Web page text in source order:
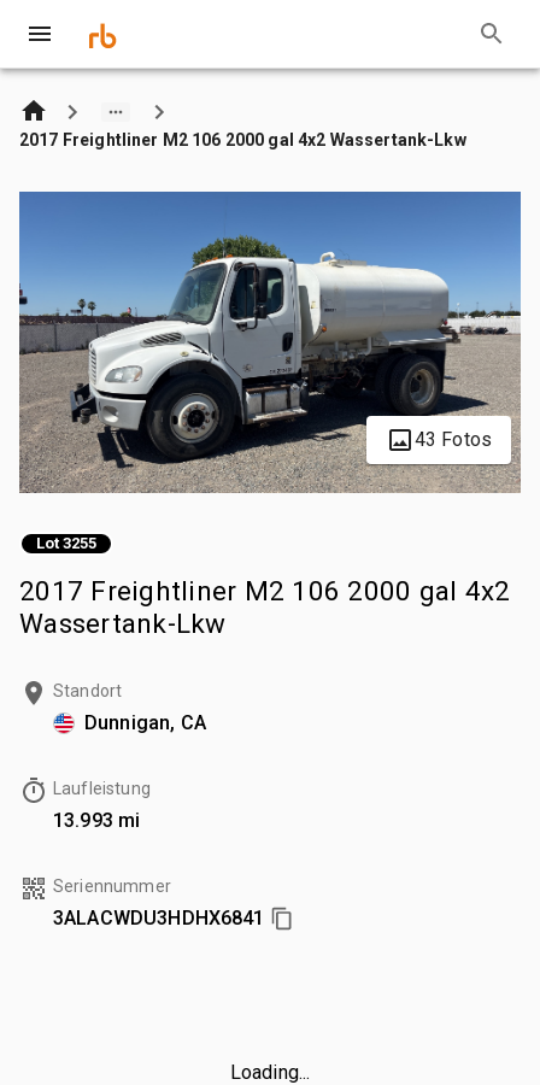
2017 Freightliner M2 106 2000 gal 4x2 Wassertank-Lkw
43 Fotos
Lot 3255
2017 Freightliner M2 106 2000 gal 4x2
Wassertank-Lkw
Standort
Dunnigan, CA
Laufleistung
13.993 mi
Seriennummer
3ALACWDU3HDHX6841
Loading...